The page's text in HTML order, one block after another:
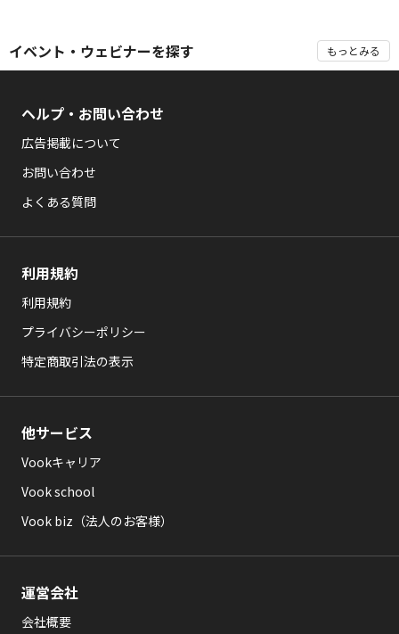
イベント・ウェビナーを探す もっとみる
ヘルプ・お問い合わせ
広告掲載について
お問い合わせ
よくある質問
利用規約
利用規約
プライバシーポリシー
特定商取引法の表示
他サービス
Vookキャリア
Vook school
Vook biz（法人のお客様）
運営会社
会社概要